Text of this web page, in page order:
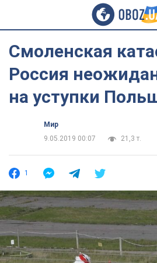
Смоленская
Россия
на уступки
Мир
9.05.2019 00:07
21,3 т.
1